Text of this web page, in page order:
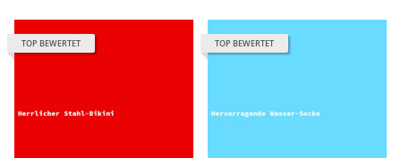
TOP BEWERTET TOP BEWERTET